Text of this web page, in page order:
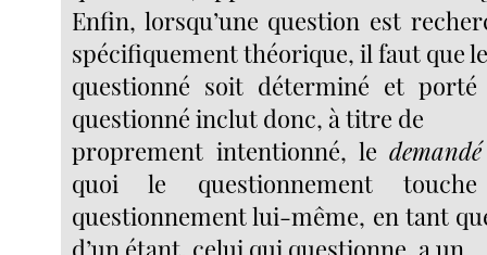
Enfin, lorsqu’une question est
spécifiquement théorique, il faut que
questionné soit déterminé et
questionné inclut donc, à titre de
proprement intentionné, ledemandé
quoi le questionnement
questionnement lui-même, en tant
d’un étant, celui qui questionne, a un